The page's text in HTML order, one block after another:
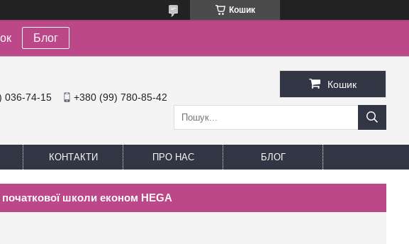
Кошик
Блог
036-74-15 +380 (99) 780-85-42
Кошик
КОНТАКТИ ПРО НАС БЛОГ
школи економ HEGA